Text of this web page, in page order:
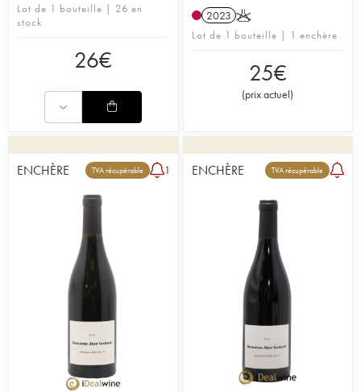
Lot de 1 bouteille | 26 en
stock
26€
2023 K
Lot de 1 bouteille | 1 enchère
25€
(prix actuel)
ENCHÈRE TVA récupérable 1 ENCHÈRE TVA récupérable